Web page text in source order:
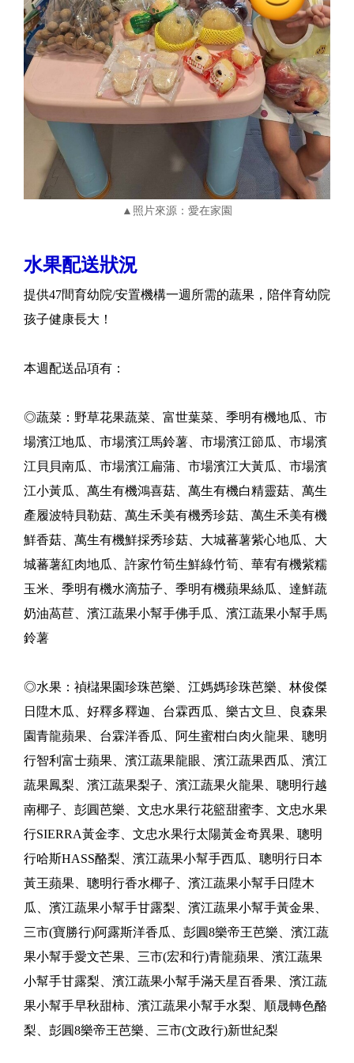
▲照片來源：愛在家園
水果配送狀況
提供47間育幼院/安置機構一週所需的蔬果，陪伴育幼院
孩子健康長大！
本週配送品項有：
◎蔬菜：野草花果蔬菜、富世葉菜、季明有機地瓜、市
場濱江地瓜、市場濱江馬鈴薯、市場濱江節瓜、市場濱
江貝貝南瓜、市場濱江扁蒲、市場濱江大黃瓜、市場濱
江小黃瓜、萬生有機鴻喜菇、萬生有機白精靈菇、萬生
產履波特貝勒菇、萬生禾美有機秀珍菇、萬生禾美有機
鮮香菇、萬生有機鮮採秀珍菇、大城蕃薯紫心地瓜、大
城蕃薯紅肉地瓜、許家竹筍生鮮綠竹筍、華宥有機紫糯
玉米、季明有機水滴茄子、季明有機蘋果絲瓜、達鮮蔬
奶油萵苣、濱江蔬果小幫手佛手瓜、濱江蔬果小幫手馬
鈴薯
◎水果：禎櫧果園珍珠芭樂、江媽媽珍珠芭樂、林俊傑
日陞木瓜、好釋多釋迦、台霖西瓜、樂古文旦、良森果
園青龍蘋果、台霖洋香瓜、阿生蜜柑白肉火龍果、聰明
行智利富士蘋果、濱江蔬果龍眼、濱江蔬果西瓜、濱江
蔬果鳳梨、濱江蔬果梨子、濱江蔬果火龍果、聰明行越
南椰子、彭圓芭樂、文忠水果行花籃甜蜜李、文忠水果
行SIERRA黃金李、文忠水果行太陽黃金奇異果、聰明
行哈斯HASS酪梨、濱江蔬果小幫手西瓜、聰明行日本
黃王蘋果、聰明行香水椰子、濱江蔬果小幫手日陞木
瓜、濱江蔬果小幫手甘露梨、濱江蔬果小幫手黃金果、
三市(寶勝行)阿露斯洋香瓜、彭圓8樂帝王芭樂、濱江蔬
果小幫手愛文芒果、三市(宏和行)青龍蘋果、濱江蔬果
小幫手甘露梨、濱江蔬果小幫手滿天星百香果、濱江蔬
果小幫手早秋甜柿、濱江蔬果小幫手水梨、順晟轉色酪
梨、彭圓8樂帝王芭樂、三市(文政行)新世紀梨